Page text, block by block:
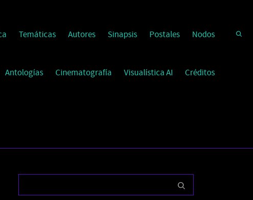
Temáticas Autores Sinapsis Postales Nodos
Antologías Cinematografía Visualística AI Créditos